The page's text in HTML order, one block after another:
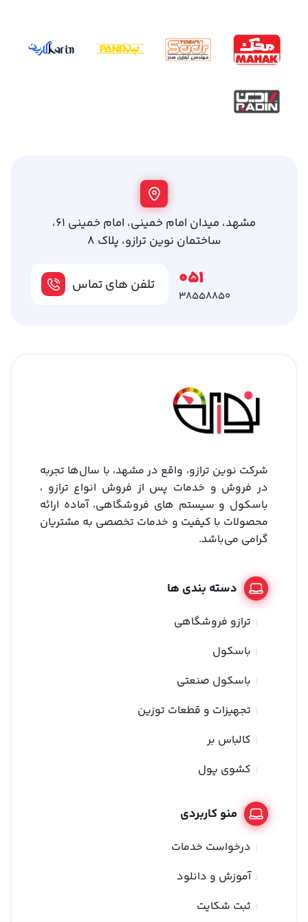
مشهد، میدان امام خمینی، امام خمینی 61،
ساختمان نوین ترازو، پلاک 8
تلفن های تماس 051
38558850
شرکت نوین ترازو، واقع در مشهد، با سال‌ها تجربه
در فروش و خدمات پس از فروش انواع ترازو ،
باسکول و سیستم های فروشگاهی، آماده ارائه
محصولات با کیفیت و خدمات تخصصی به مشتریان
گرامی می‌باشد.
دسته بندی ها
ترازو فروشگاهی
باسکول
باسکول صنعتی
تجهیزات و قطعات توزین
کالباس بر
کشوی پول
منو کاربردی
درخواست خدمات
آموزش و دانلود
ثبت شکایت